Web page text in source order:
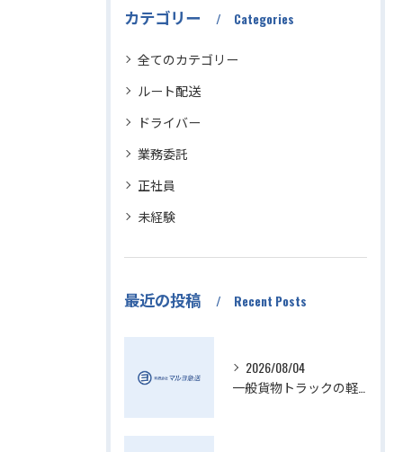
カテゴリー Categories
全てのカテゴリー
ルート配送
ドライバー
業務委託
正社員
未経験
最近の投稿 Recent Posts
2026/08/04